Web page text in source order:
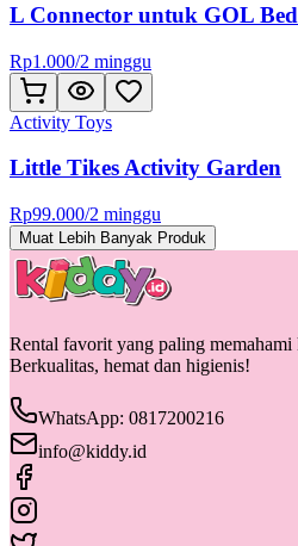
L Connector untuk GOL
Rp1.000/2 minggu
Activity Toys
Little Tikes Activity Garden
Rp99.000/2 minggu
Muat Lebih Banyak Produk
Rental favorit yang paling
Berkualitas, hemat dan higienis!
WhatsApp: 0817200216
info@kiddy.id